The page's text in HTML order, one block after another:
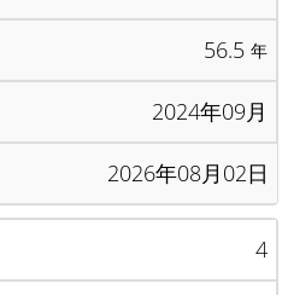
56.5 年
2024年09月
2026年08月02日
4